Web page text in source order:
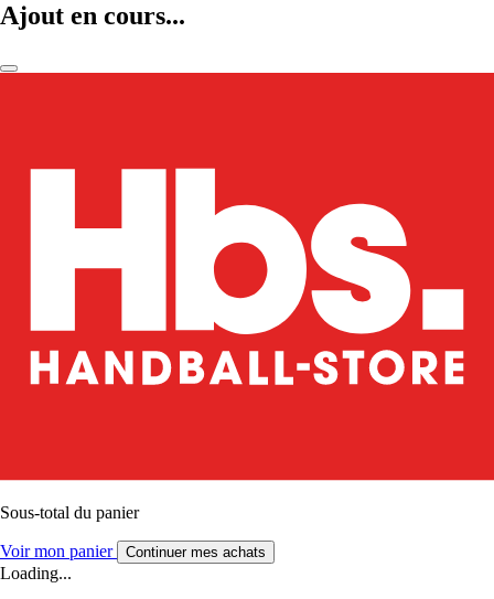
Ajout en cours...
Sous-total du panier
Voir mon panier Continuer mes achats
Loading...